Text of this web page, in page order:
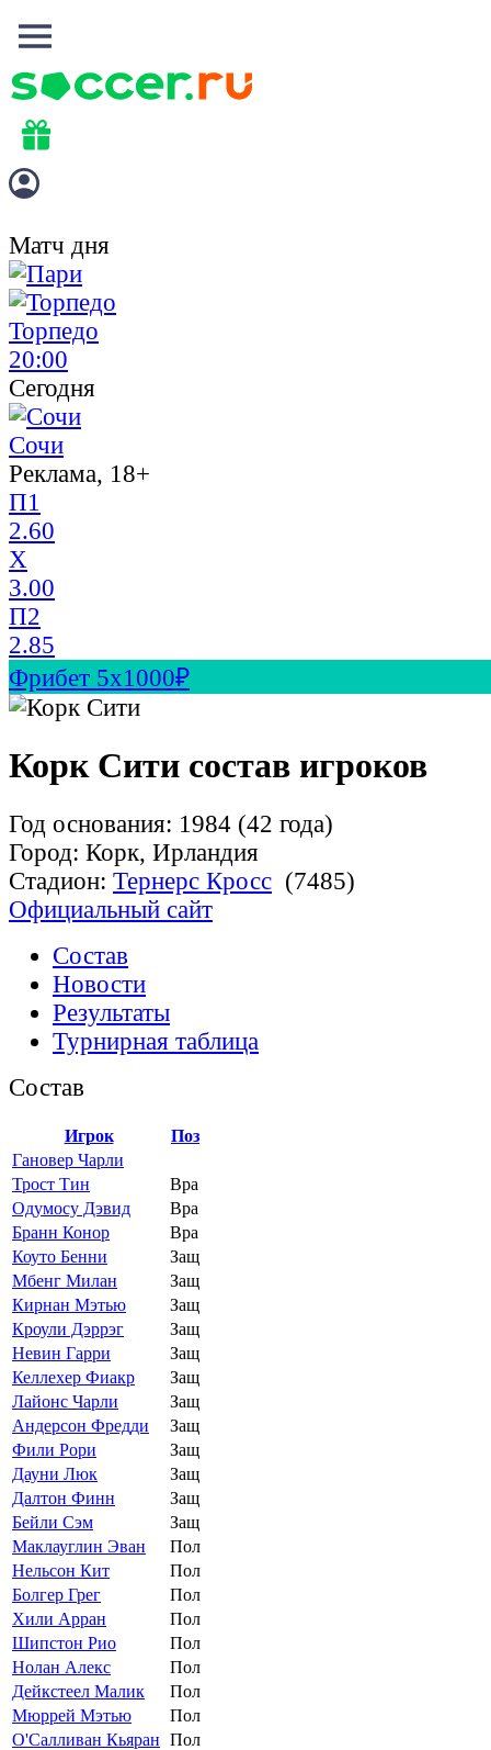
Матч дня
Торпедо
20:00
Сегодня
Сочи
Реклама, 18+
П1
2.60
X
3.00
П2
2.85
Фрибет 5х1000₽
Корк Сити состав игроков
Год основания: 1984 (42 года)
Город: Корк, Ирландия
Стадион: Тернерс Кросс (7485)
Официальный сайт
Состав
Новости
Результаты
Турнирная таблица
Состав
Игрок
Поз
Гановер Чарли
Трост Тин
Вра
Одумосу Дэвид
Вра
Бранн Конор
Вра
Коуто Бенни
Защ
Мбенг Милан
Защ
Кирнан Мэтью
Защ
Кроули Дэррэг
Защ
Невин Гарри
Защ
Келлехер Фиакр
Защ
Лайонс Чарли
Защ
Андерсон Фредди
Защ
Фили Рори
Защ
Дауни Люк
Защ
Далтон Финн
Защ
Бейли Сэм
Защ
Маклауглин Эван
Пол
Нельсон Кит
Пол
Болгер Грег
Пол
Хили Арран
Пол
Шипстон Рио
Пол
Нолан Алекс
Пол
Дейкстеел Малик
Пол
Мюррей Мэтью
Пол
О'Салливан Кьяран Пол